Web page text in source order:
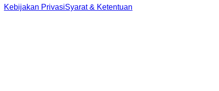
Kebijakan PrivasiSyarat & Ketentuan